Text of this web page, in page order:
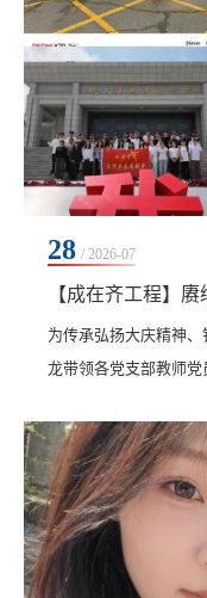
28 / 2026-07
为传承弘扬大庆精神
龙带领各党支部教师
想信念根基。在讲解
国”“艰苦创业”“科学
砺初心，到主动请缨
大油田”的铿锵誓言，到